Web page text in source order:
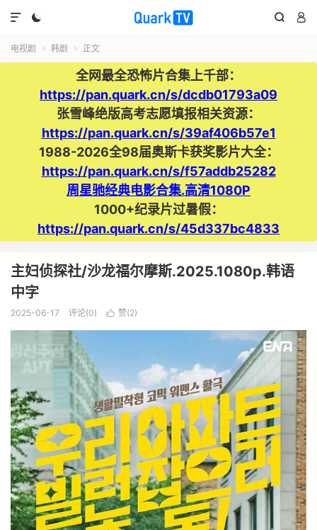
  

电视剧  韩剧  正文
全网最全恐怖片合集上千部：
https://pan.quark.cn/s/dcdb01793a09
张雪峰绝版高考志愿填报相关资源：
https://pan.quark.cn/s/39af406b57e1
1988-2026全98届奥斯卡获奖影片大全：
https://pan.quark.cn/s/f57addb25282
周星驰经典电影合集.高清1080P
1000+纪录片过暑假：
https://pan.quark.cn/s/45d337bc4833
主妇侦探社/沙龙福尔摩斯.2025.1080p.韩语
中字
2025-06-17 评论(0)  赞(2)